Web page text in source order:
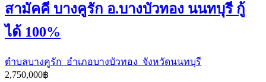
สามัคคี บางคูรัก อ.บางบัวทอง นนทบุรี กู้
ได้ 100%
ตำบลบางคูรัก อำเภอบางบัวทอง จังหวัดนนทบุรี
2,750,000฿